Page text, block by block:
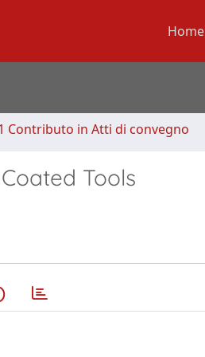
Home
Contributo in Atti di convegno
Tools